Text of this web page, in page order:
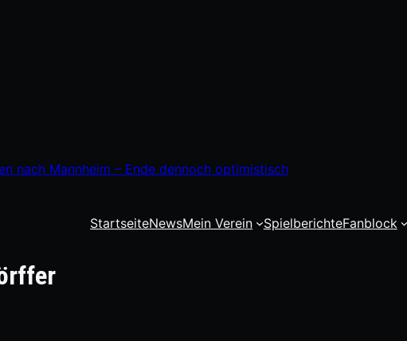
nach Mannheim – Ende dennoch optimistisch
StartseiteNewsMein Verein SpielberichteFanblock